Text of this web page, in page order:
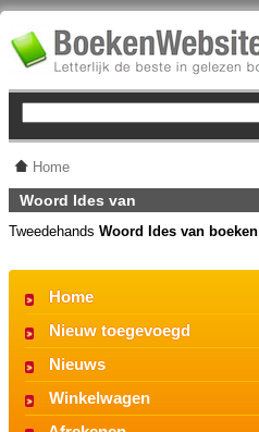
Home
Woord Ides van
Tweedehands Woord Ides van boeken
Home
Nieuw toegevoegd
Nieuws
Winkelwagen